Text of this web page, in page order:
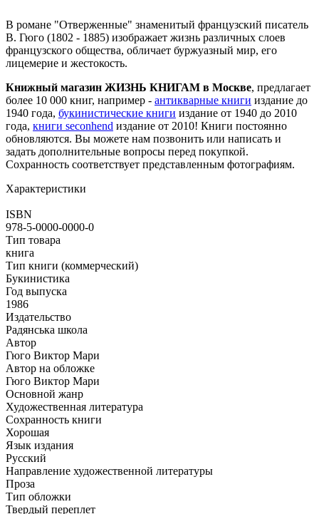
В романе "Отверженные" знаменитый французский писатель
В. Гюго (1802 - 1885) изображает жизнь различных слоев
французского общества, обличает буржуазный мир, его
лицемерие и жестокость.
Книжный магазин ЖИЗНЬ КНИГАМ в Москве, предлагает
более 10 000 книг, например - антикварные книги издание до
1940 года, букинистические книги издание от 1940 до 2010
года, книги seconhend издание от 2010! Книги постоянно
обновляются. Вы можете нам позвонить или написать и
задать дополнительные вопросы перед покупкой.
Сохранность соответствует представленным фотографиям.
Характеристики
ISBN
978-5-0000-0000-0
Тип товара
книга
Тип книги (коммерческий)
Букинистика
Год выпуска
1986
Издательство
Радянська школа
Автор
Гюго Виктор Мари
Автор на обложке
Гюго Виктор Мари
Основной жанр
Художественная литература
Сохранность книги
Хорошая
Язык издания
Русский
Направление художественной литературы
Проза
Тип обложки
Твердый переплет